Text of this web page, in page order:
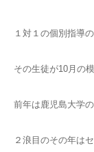
１対１の個別指導
その生徒が10月の
前年は鹿児島大学
２浪目のその年は